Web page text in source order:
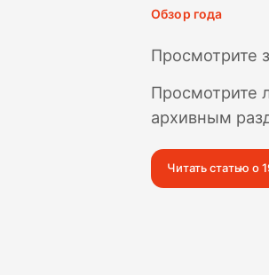
Обзор года
Просмотрите
Просмотрите
архивным
Читать статью о